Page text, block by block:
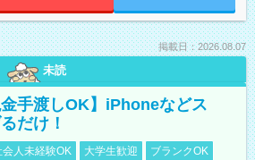
掲載日：2026.08.07
未読
金手渡しOK】iPhoneなどス
だけ！
会人未経験OK 大学生歓迎
ブランクOK